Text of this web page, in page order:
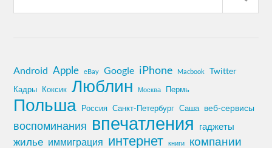
Android Apple eBay Google iPhone Macbook Twitter
Кадры Коксик Люблин Москва Пермь
Польша Россия Санкт-Петербург Саша веб-сервисы
воспоминания впечатления гаджеты
жилье иммиграция интернет книги компании